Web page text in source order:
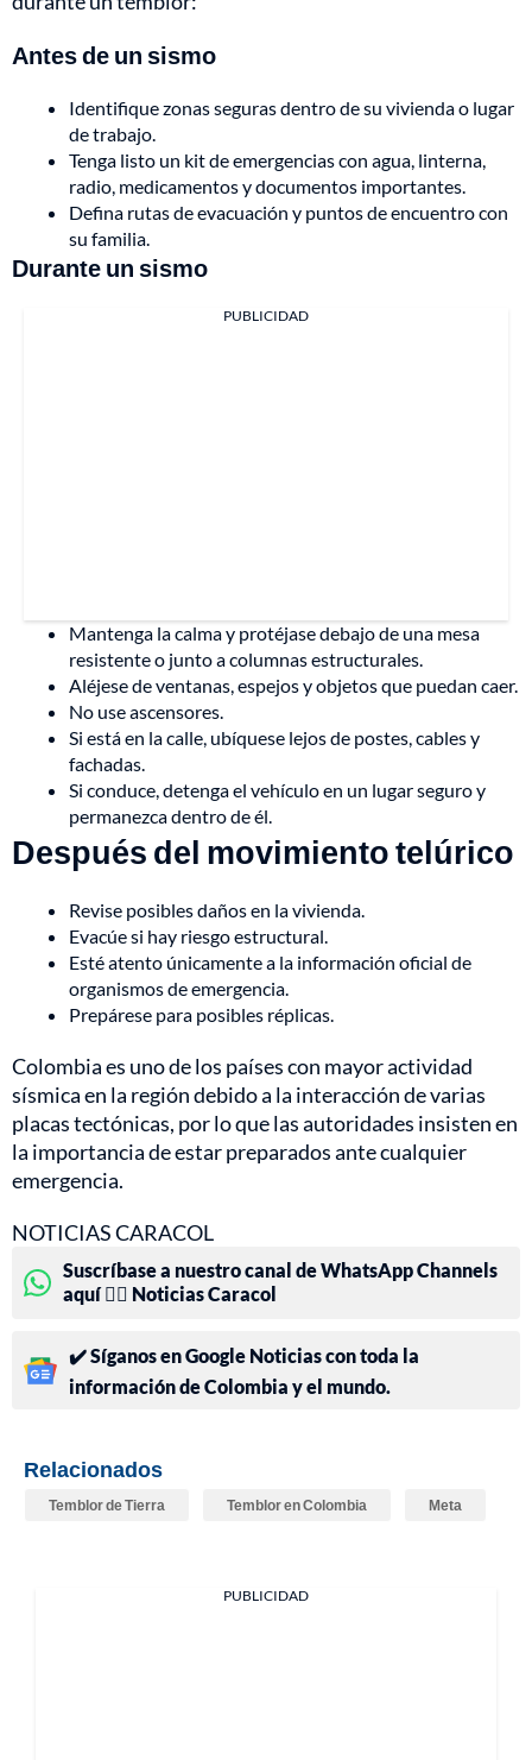
Antes de un sismo
Identifique zonas seguras dentro de su vivienda o lugar
de trabajo.
Tenga listo un kit de emergencias con agua, linterna,
radio, medicamentos y documentos importantes.
Defina rutas de evacuación y puntos de encuentro con
su familia.
Durante un sismo
PUBLICIDAD
Mantenga la calma y protéjase debajo de una mesa
resistente o junto a columnas estructurales.
Aléjese de ventanas, espejos y objetos que puedan caer.
No use ascensores.
Si está en la calle, ubíquese lejos de postes, cables y
fachadas.
Si conduce, detenga el vehículo en un lugar seguro y
permanezca dentro de él.
Después del movimiento telúrico
Revise posibles daños en la vivienda.
Evacúe si hay riesgo estructural.
Esté atento únicamente a la información oficial de
organismos de emergencia.
Prepárese para posibles réplicas.
Colombia es uno de los países con mayor actividad
sísmica en la región debido a la interacción de varias
placas tectónicas, por lo que las autoridades insisten en
la importancia de estar preparados ante cualquier
emergencia.
NOTICIAS CARACOL
Suscríbase a nuestro canal de WhatsApp Channels
aquí 👉🏻 Noticias Caracol
✔️ Síganos en Google Noticias con toda la
información de Colombia y el mundo.
Relacionados
Temblor de Tierra Temblor en Colombia Meta
PUBLICIDAD